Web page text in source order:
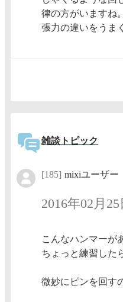
律の方がいますね。
張力の違いをうま
雑談トピック
[185] mixiユーザー
2016年02月25
こんなハンマーが
ちょっと練習した
微妙にピンを回す